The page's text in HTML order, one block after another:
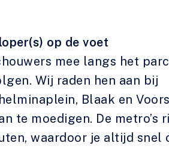
op de voet
mee langs het
Wij raden hen aan bij
Blaak en
te moedigen. De metro’s
waardoor je altijd snel